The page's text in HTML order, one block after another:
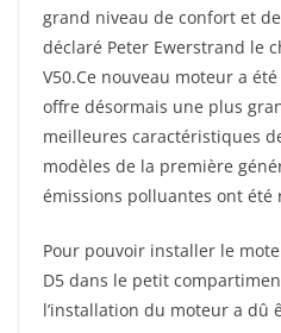
grand niveau de confort et
déclaré Peter Ewerstrand le
V50.Ce nouveau moteur a
offre désormais une plus
meilleures caractéristiques
modèles de la première
émissions polluantes ont été
Pour pouvoir installer le
D5 dans le petit
l’installation du moteur a dû